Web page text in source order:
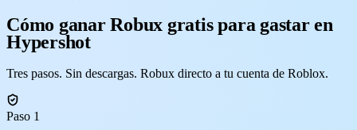
Cómo ganar Robux gratis para gastar en
Hypershot
Tres pasos. Sin descargas. Robux directo a tu cuenta de Roblox.
Paso 1